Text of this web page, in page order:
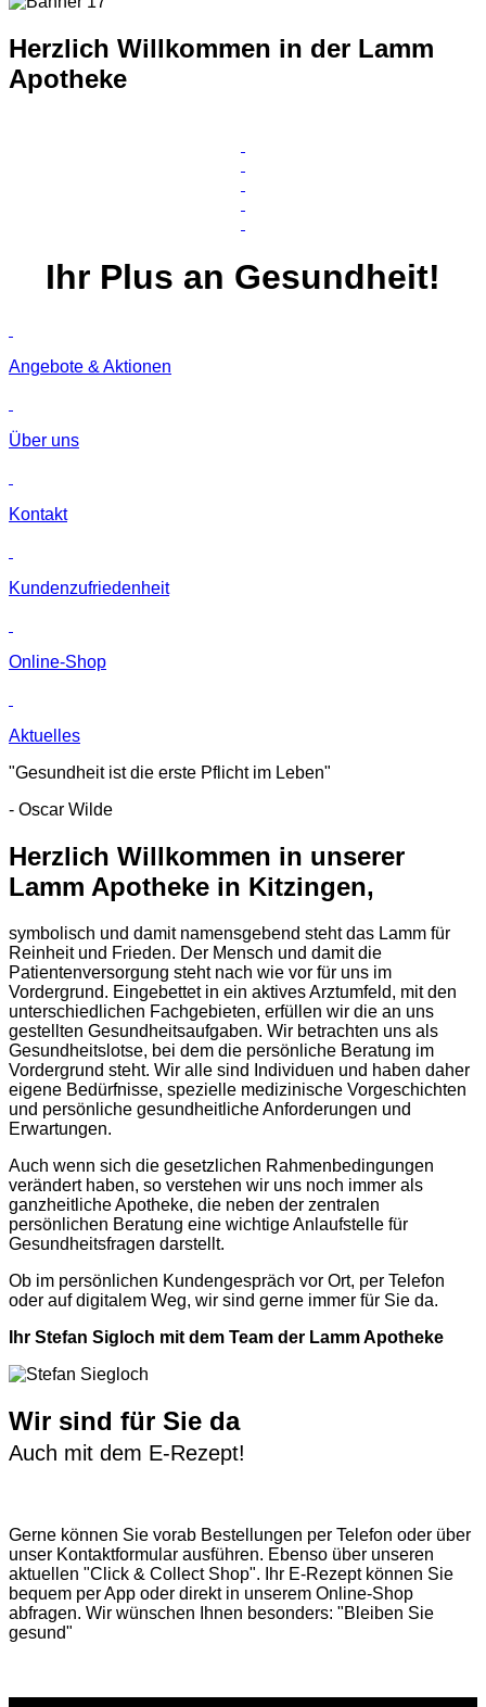
Herzlich Willkommen in der Lamm
Apotheke
Ihr Plus an Gesundheit!
Angebote & Aktionen
Über uns
Kontakt
Kunden­zufriedenheit
Online-Shop
Aktuelles
"Gesundheit ist die erste Pflicht im Leben"
- Oscar Wilde
Herzlich Willkommen in unserer
Lamm Apotheke in Kitzingen,
symbolisch und damit namensgebend steht das Lamm für
Reinheit und Frieden. Der Mensch und damit die
Patientenversorgung steht nach wie vor für uns im
Vordergrund. Eingebettet in ein aktives Arztumfeld, mit den
unterschiedlichen Fachgebieten, erfüllen wir die an uns
gestellten Gesundheitsaufgaben. Wir betrachten uns als
Gesundheitslotse, bei dem die persönliche Beratung im
Vordergrund steht. Wir alle sind Individuen und haben daher
eigene Bedürfnisse, spezielle medizinische Vorgeschichten
und persönliche gesundheitliche Anforderungen und
Erwartungen.
Auch wenn sich die gesetzlichen Rahmenbedingungen
verändert haben, so verstehen wir uns noch immer als
ganzheitliche Apotheke, die neben der zentralen
persönlichen Beratung eine wichtige Anlaufstelle für
Gesundheitsfragen darstellt.
Ob im persönlichen Kundengespräch vor Ort, per Telefon
oder auf digitalem Weg, wir sind gerne immer für Sie da.
Ihr Stefan Sigloch mit dem Team der Lamm Apotheke
Wir sind für Sie da
Auch mit dem E-Rezept!
Gerne können Sie vorab Bestellungen per Telefon oder über
unser Kontaktformular ausführen. Ebenso über unseren
aktuellen "Click & Collect Shop". Ihr E-Rezept können Sie
bequem per App oder direkt in unserem Online-Shop
abfragen. Wir wünschen Ihnen besonders: "Bleiben Sie
gesund"